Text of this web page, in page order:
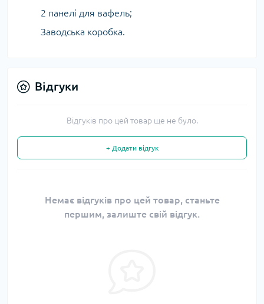
2 панелі для вафель;
Заводська коробка.
Відгуки
Відгуків про цей товар ще не було.
+ Додати відгук
Немає відгуків про цей товар, станьте
першим, залиште свій відгук.